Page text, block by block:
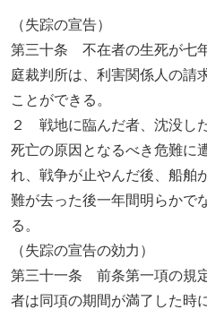
（失踪の宣告）
第三十条 不在者の生死が七
庭裁判所は、利害関係人の請
ことができる。
２ 戦地に臨んだ者、沈没し
死亡の原因となるべき危難に
れ、戦争が止やんだ後、船舶
難が去った後一年間明らかで
る。
（失踪の宣告の効力）
第三十一条 前条第一項の規
者は同項の期間が満了した時